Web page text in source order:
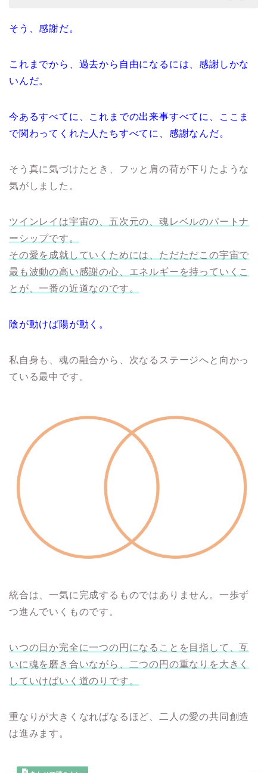
そう、感謝だ。
これまでから、過去から自由になるには、感謝しかな
いんだ。
今あるすべてに、これまでの出来事すべてに、ここま
で関わってくれた人たちすべてに、感謝なんだ。
そう真に気づけたとき、フッと肩の荷が下りたような
気がしました。
ツインレイは宇宙の、五次元の、魂レベルのパートナ
ーシップです。
その愛を成就していくためには、ただただこの宇宙で
最も波動の高い感謝の心、エネルギーを持っていくこ
とが、一番の近道なのです。
陰が動けば陽が動く。
私自身も、魂の融合から、次なるステージへと向かっ
ている最中です。
統合は、一気に完成するものではありません。一歩ず
つ進んでいくものです。
いつの日か完全に一つの円になることを目指して、互
いに魂を磨き合いながら、二つの円の重なりを大きく
していけばいく道のりです。
重なりが大きくなればなるほど、二人の愛の共同創造
は進みます。